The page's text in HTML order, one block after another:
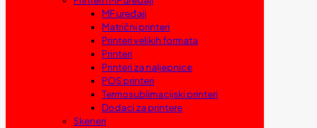
MF uređaji
Matrični printeri
Printeri velikih formata
Printeri
Printeri za naljepnice
POS printeri
Termosublimacijski printeri
Dodaci za printere
Skeneri